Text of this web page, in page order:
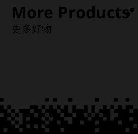
More Products
更多好物